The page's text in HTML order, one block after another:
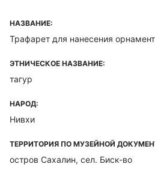
НАЗВАНИЕ:
Трафарет для нанесения
ЭТНИЧЕСКОЕ НАЗВАНИЕ:
тагур
НАРОД:
Нивхи
ТЕРРИТОРИЯ ПО МУЗЕЙНОЙ
остров Сахалин, сел. Биск-во